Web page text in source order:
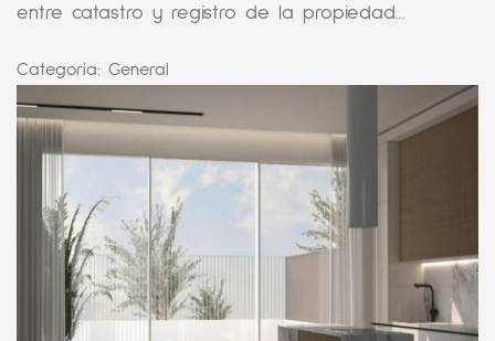
entre catastro y registro de la propiedad...
Categoría: General